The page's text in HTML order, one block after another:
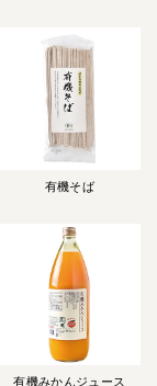
有機そば
有機みかんジュース